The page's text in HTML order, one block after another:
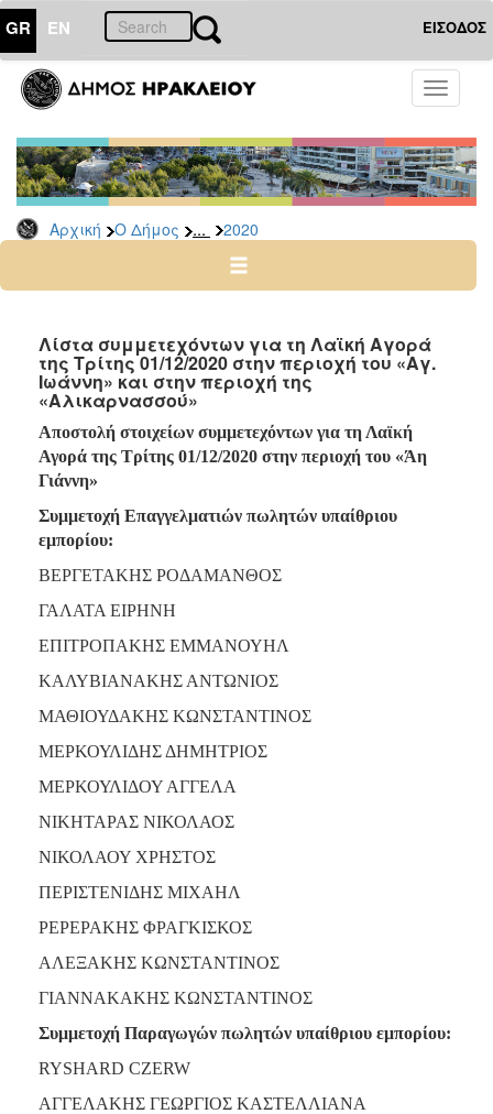
GR EN ΕΙΣΟΔΟΣ
Toggle
Αρχική Ο Δήμος ... 2020
ΔΗΜΟΣ
Δελτία
Τύπου
Αρχείο
2026
2024
2022
2021
2020
2019
2018
2017
2011
2010
2006
ΤΟΠΟΣ
ΑΝΘΕΚΤΙΚΗ
Λίστα συμμετεχόντων για τη Λαϊκή Αγορά
της Τρίτης 01/12/2020 στην περιοχή του «Αγ.
Ιωάννη» και στην περιοχή της
«Αλικαρνασσού»
Αποστολή στοιχείων συμμετεχόντων για τη Λαϊκή
Αγορά της Τρίτης 01/12/2020 στην περιοχή του «Άη
Γιάννη»
Συμμετοχή Επαγγελματιών πωλητών υπαίθριου
εμπορίου:
ΒΕΡΓΕΤΑΚΗΣ ΡΟΔΑΜΑΝΘΟΣ
ΓΑΛΑΤΑ ΕΙΡΗΝΗ
ΕΠΙΤΡΟΠΑΚΗΣ ΕΜΜΑΝΟΥΗΛ
ΚΑΛΥΒΙΑΝΑΚΗΣ ΑΝΤΩΝΙΟΣ
ΜΑΘΙΟΥΔΑΚΗΣ ΚΩΝΣΤΑΝΤΙΝΟΣ
ΜΕΡΚΟΥΛΙΔΗΣ ΔΗΜΗΤΡΙΟΣ
ΜΕΡΚΟΥΛΙΔΟΥ ΑΓΓΕΛΑ
ΝΙΚΗΤΑΡΑΣ ΝΙΚΟΛΑΟΣ
ΝΙΚΟΛΑΟΥ ΧΡΗΣΤΟΣ
ΠΕΡΙΣΤΕΝΙΔΗΣ ΜΙΧΑΗΛ
ΡΕΡΕΡΑΚΗΣ ΦΡΑΓΚΙΣΚΟΣ
ΑΛΕΞΑΚΗΣ ΚΩΝΣΤΑΝΤΙΝΟΣ
ΓΙΑΝΝΑΚΑΚΗΣ ΚΩΝΣΤΑΝΤΙΝΟΣ
Συμμετοχή Παραγωγών πωλητών υπαίθριου εμπορίου:
RYSHARD CZERW
ΑΓΓΕΛΑΚΗΣ ΓΕΩΡΓΙΟΣ ΚΑΣΤΕΛΛΙΑΝΑ